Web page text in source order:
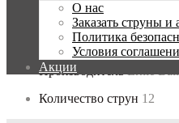
О нас
Заказать струны и
Политика
Условия
Акции
Обмотка третьей струны
Покрытие Нет
Производитель
Количество струн 12